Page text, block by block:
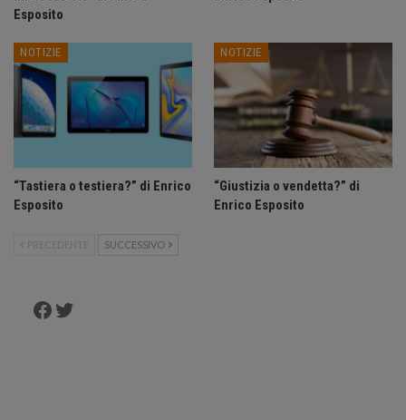
Esposito
NOTIZIE
“Tastiera o testiera?” di Enrico
Esposito
NOTIZIE
“Giustizia o vendetta?” di
Enrico Esposito
PRECEDENTE SUCCESSIVO
Facebook
Twitter